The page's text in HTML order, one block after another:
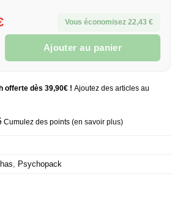
Vous économisez 22,43 €
Tsar Molotov X+ x Quasar
Ajouter au panier
offerte dès 39,90€ ! Ajoutez des articles au
Cumulez des points (en savoir plus)
, Psychopack